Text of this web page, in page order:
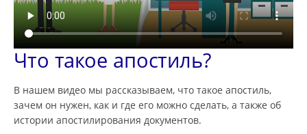
Что такое апостиль?
В нашем видео мы рассказываем, что такое апостиль,
зачем он нужен, как и где его можно сделать, а также об
истории апостилирования документов.